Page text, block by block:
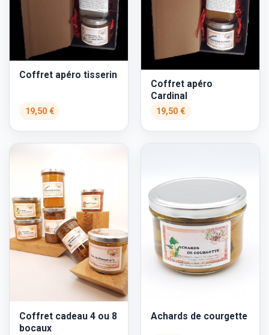
Coffret apéro tisserin
19,50 €
Coffret apéro
Cardinal
19,50 €
Coffret cadeau 4 ou 8
bocaux
Achards de courgette